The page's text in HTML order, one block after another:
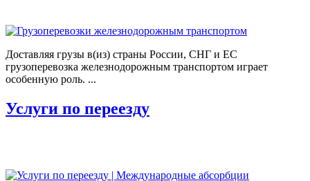
Доставляя грузы в(из) страны России, СНГ и ЕС
грузоперевозка железнодорожным транспортом играет
особенную роль. ...
Услуги по переезду